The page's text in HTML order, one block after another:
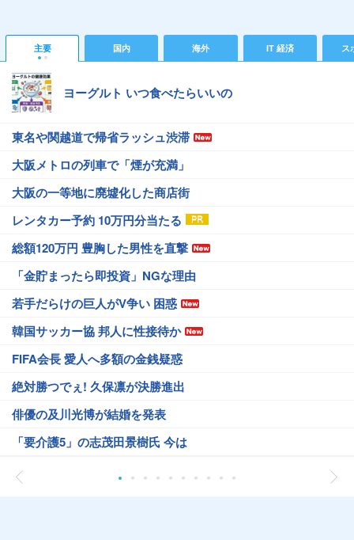
主要 国内 海外 IT 経済 ス
ヨーグルト いつ食べたらいいの
東名や関越道で帰省ラッシュ渋滞
大阪メトロの列車で「煙が充満」
大阪の一等地に廃墟化した商店街
レンタカー予約 10万円分当たる
総額120万円 豊胸した男性を直撃
「金貯まったら即投資」NGな理由
若手だらけの巨人がV争い 困惑
韓国サッカー協 邦人に性接待か
FIFA会長 愛人へ多額の金銭疑惑
絶対勝つでぇ! 久保凛が決勝進出
俳優の及川光博が結婚を発表
「要介護5」の志茂田景樹氏 今は